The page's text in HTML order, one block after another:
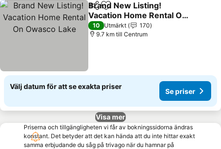
Dela Lägg till i Mina Favoriter
Brand New Listing!
Vacation Home Rental On
Owasco Lake
10 Utmärkt
170
9.7 km till Centrum
Välj datum för att se exakta priser
Se priser
Visa mer
Priserna och tillgängligheten vi får av bokningssidorna ändras
konstant. Det betyder att det kan hända att du inte hittar exakt
samma erbjudande du såg på trivago när du hamnar på